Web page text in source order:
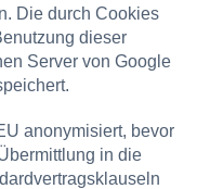
Die durch Cookies
dieser
Server von Google
anonymisiert, bevor
in die